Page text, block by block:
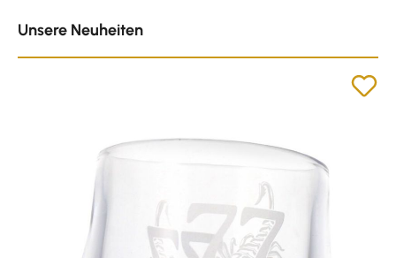
Unsere Neuheiten